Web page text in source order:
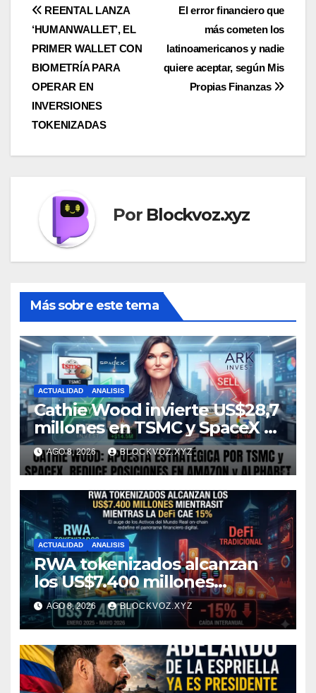
Navegación
de
entradas
El error financiero que
más cometen los
latinoamericanos y nadie
quiere aceptar, según Mis
Propias Finanzas
REENTAL LANZA
‘HUMANWALLET’, EL
PRIMER WALLET CON
BIOMETRÍA PARA
OPERAR EN
INVERSIONES
TOKENIZADAS
Por Blockvoz.xyz
Más sobre este tema
ACTUALIDAD ANALISIS
Cathie Wood invierte US$28,7
millones en TSMC y SpaceX y
reduce posiciones en
Amazon y Alphabet
AGO 8, 2026 BLOCKVOZ.XYZ
ACTUALIDAD ANALISIS
RWA tokenizados alcanzan
los US$7.400 millones
mientras la DeFi cae 15%
AGO 8, 2026 BLOCKVOZ.XYZ